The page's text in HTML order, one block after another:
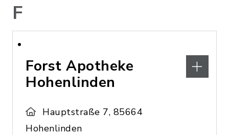
F
Forst Apotheke
Hohenlinden
Hauptstraße 7, 85664
Hohenlinden